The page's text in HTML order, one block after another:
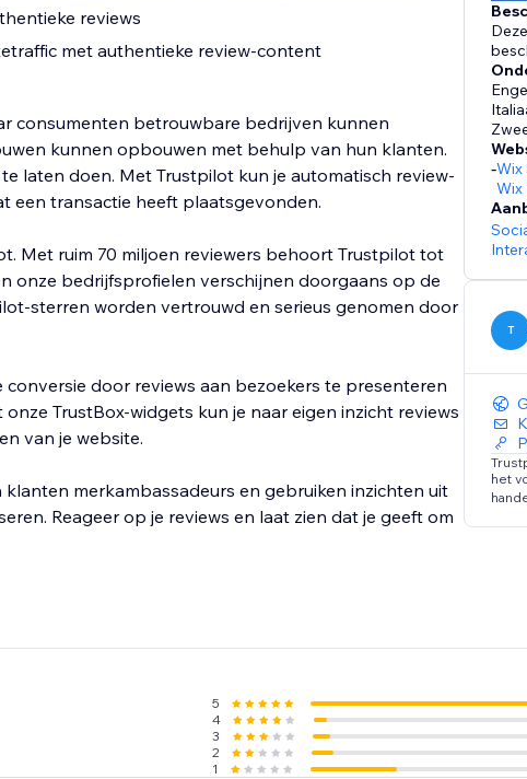
reviews
met authentieke review-content
consumenten betrouwbare bedrijven kunnen
kunnen opbouwen met behulp van hun klanten.
laten doen. Met Trustpilot kun je automatisch review-
een transactie heeft plaatsgevonden.
Met ruim 70 miljoen reviewers behoort Trustpilot tot
onze bedrijfsprofielen verschijnen doorgaans op de
sterren worden vertrouwd en serieus genomen door
door reviews aan bezoekers te presenteren
TrustBox-widgets kun je naar eigen inzicht reviews
van je website.
merkambassadeurs en gebruiken inzichten uit
Reageer op je reviews en laat zien dat je geeft om
-Wix
Wix
T
het
5
4
3
2
1